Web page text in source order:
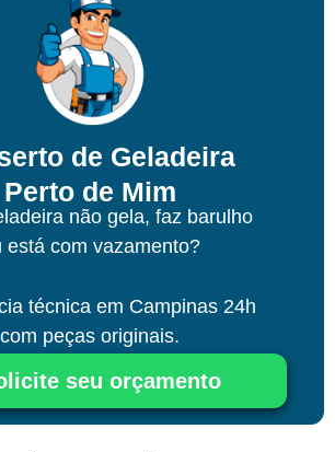
de Geladeira
Perto de Mim
não gela, faz barulho
está com vazamento?
técnica em Campinas 24h
com peças originais.
seu orçamento